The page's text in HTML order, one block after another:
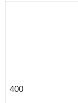
400